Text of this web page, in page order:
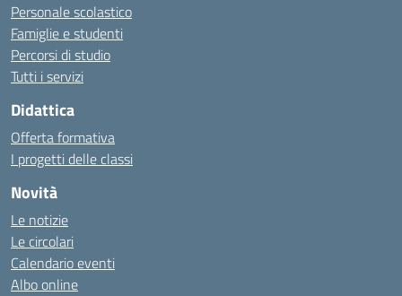
Personale scolastico
Famiglie e studenti
Percorsi di studio
Tutti i servizi
Didattica
Offerta formativa
I progetti delle classi
Novità
Le notizie
Le circolari
Calendario eventi
Albo online